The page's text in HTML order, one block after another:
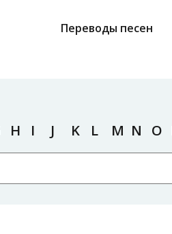
Переводы песен
H I J K L M N O